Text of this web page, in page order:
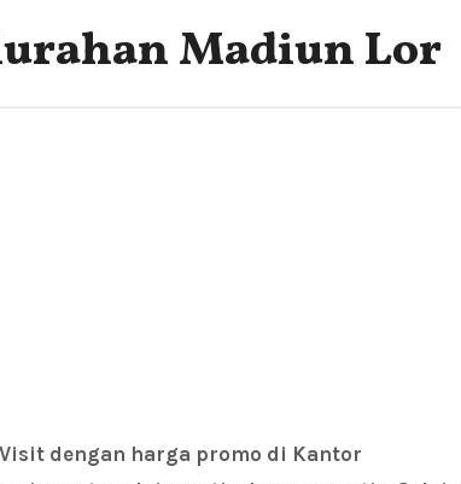
Madiun Lor
dengan harga promo di Kantor